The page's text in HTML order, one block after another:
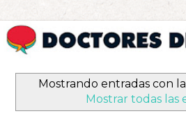
Mostrando entradas con
Mostrar todas las